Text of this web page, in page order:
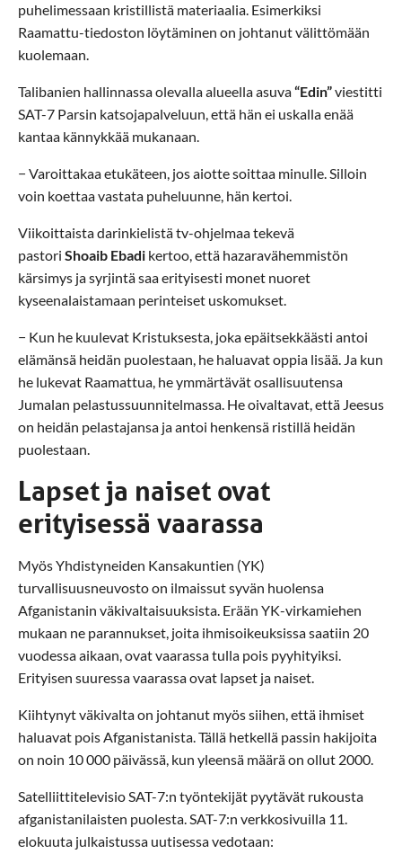
puhelimessaan kristillistä materiaalia. Esimerkiksi
Raamattu-tiedoston löytäminen on johtanut välittömään
kuolemaan.
Talibanien hallinnassa olevalla alueella asuva“Edin”viestitti
SAT-7 Parsin katsojapalveluun, että hän ei uskalla enää
kantaa kännykkää mukanaan.
− Varoittakaa etukäteen, jos aiotte soittaa minulle. Silloin
voin koettaa vastata puheluunne, hän kertoi.
Viikoittaista darinkielistä tv-ohjelmaa tekevä
pastori Shoaib Ebadi kertoo, että hazaravähemmistön
kärsimys ja syrjintä saa erityisesti monet nuoret
kyseenalaistamaan perinteiset uskomukset.
− Kun he kuulevat Kristuksesta, joka epäitsekkäästi antoi
elämänsä heidän puolestaan, he haluavat oppia lisää. Ja kun
he lukevat Raamattua, he ymmärtävät osallisuutensa
Jumalan pelastussuunnitelmassa. He oivaltavat, että Jeesus
on heidän pelastajansa ja antoi henkensä ristillä heidän
puolestaan.
Lapset ja naiset ovat
erityisessä vaarassa
Myös Yhdistyneiden Kansakuntien (YK)
turvallisuusneuvosto on ilmaissut syvän huolensa
Afganistanin väkivaltaisuuksista. Erään YK-virkamiehen
mukaan ne parannukset, joita ihmisoikeuksissa saatiin 20
vuodessa aikaan, ovat vaarassa tulla pois pyyhityiksi.
Erityisen suuressa vaarassa ovat lapset ja naiset.
Kiihtynyt väkivalta on johtanut myös siihen, että ihmiset
haluavat pois Afganistanista. Tällä hetkellä passin hakijoita
on noin 10 000 päivässä, kun yleensä määrä on ollut 2000.
Satelliittitelevisio SAT-7:n työntekijät pyytävät rukousta
afganistanilaisten puolesta. SAT-7:n verkkosivuilla 11.
elokuuta julkaistussa uutisessa vedotaan: